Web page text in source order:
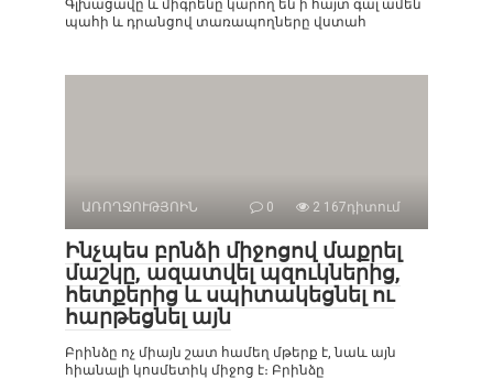
Գլխացավը և միգրենը կարող են ի հայտ գալ ամեն
պահի և դրանցով տառապողները վստահ
ԱՌՈՂՋՈՒԹՅՈԻՆ 0 2 167դիտում
Ինչպես բրնձի միջոցով մաքրել
մաշկը, ազատվել պզուկներից,
հետքերից և սպիտակեցնել ու
հարթեցնել այն
Բրինձը ոչ միայն շատ համեղ մթերք է, նաև այն
հիանալի կոսմետիկ միջոց է։ Բրինձը